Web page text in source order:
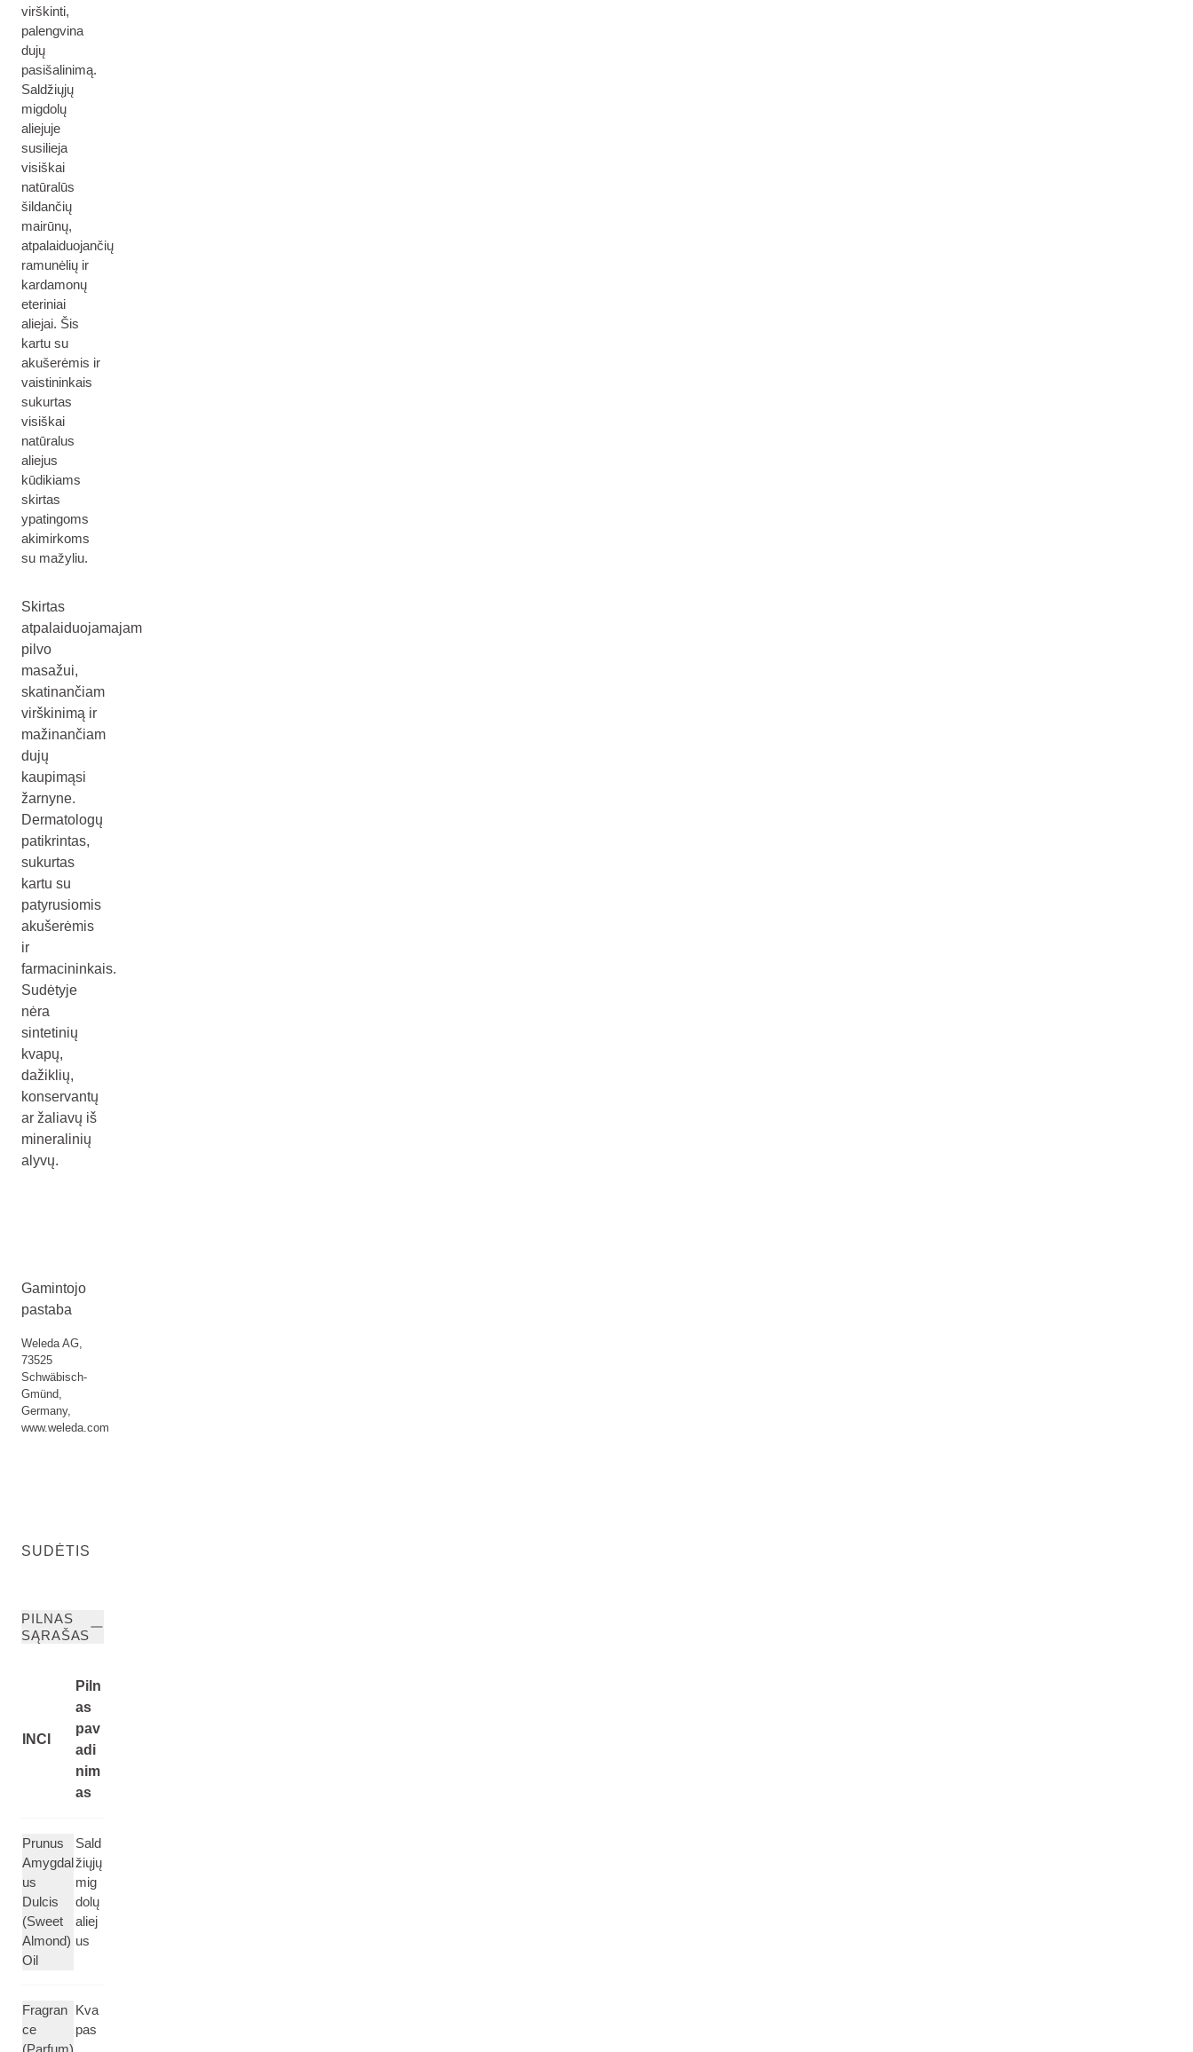
virškinti,
palengvina
dujų
pasišalinimą.
Saldžiųjų
migdolų
aliejuje
susilieja
visiškai
natūralūs
šildančių
mairūnų,
atpalaiduojančių
ramunėlių ir
kardamonų
eteriniai
aliejai. Šis
kartu su
akušerėmis ir
vaistininkais
sukurtas
visiškai
natūralus
aliejus
kūdikiams
skirtas
ypatingoms
akimirkoms
su mažyliu.
Skirtas
atpalaiduojamajam
pilvo
masažui,
skatinančiam
virškinimą ir
mažinančiam
dujų
kaupimąsi
žarnyne.
Dermatologų
patikrintas,
sukurtas
kartu su
patyrusiomis
akušerėmis
ir
farmacininkais.
Sudėtyje
nėra
sintetinių
kvapų,
dažiklių,
konservantų
ar žaliavų iš
mineralinių
alyvų.
Gamintojo
pastaba
Weleda AG,
73525
Schwäbisch-
Gmünd,
Germany,
www.weleda.com
SUDĖTIS
PILNAS
SĄRAŠAS
INCI
Piln
as
pav
adi
nim
as
Prunus
Amygdal
us
Dulcis
(Sweet
Almond)
Oil
Sald
žiųjų
mig
dolų
aliej
us
Fragran
ce
(Parfum)
Kva
pas